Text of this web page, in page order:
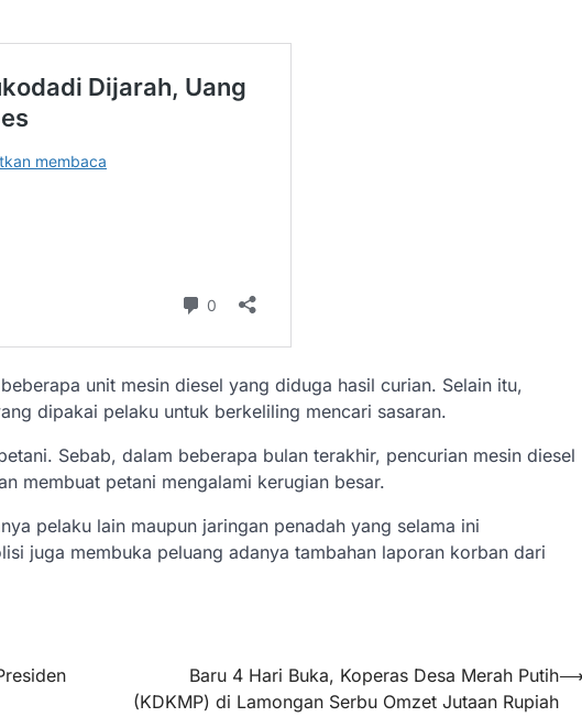
unit mesin diesel yang diduga hasil curian. Selain itu,
dipakai pelaku untuk berkeliling mencari sasaran.
Sebab, dalam beberapa bulan terakhir, pencurian mesin diesel
membuat petani mengalami kerugian besar.
pelaku lain maupun jaringan penadah yang selama ini
juga membuka peluang adanya tambahan laporan korban dari
Baru 4 Hari Buka, Koperas Desa Merah Putih
(KDKMP) di Lamongan Serbu Omzet Jutaan Rupiah